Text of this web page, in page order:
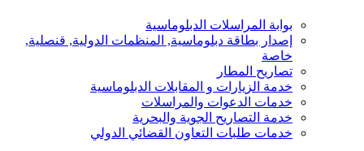
بوابة المراسلات الدبلوماسية
إصدار بطاقة دبلوماسية, المنظمات الدولية, قنصلية,
خاصة
تصاريح المطار
خدمة الزيارات و المقابلات الدبلوماسية
خدمات الدعوات والمراسلات
خدمة التصاريح الجوية والبحرية
خدمات طلبات التعاون القضائي الدولي